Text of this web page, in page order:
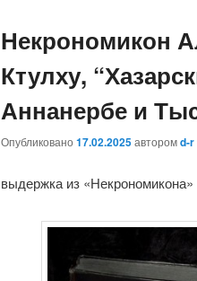
Некрономикон
Ктулху,
Аннанербе и
Опубликовано 17.02.2025авторомd-r
выдержка из «Некрономикона»